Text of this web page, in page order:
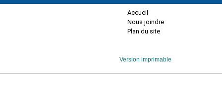
Accueil
Nous joindre
Plan du site
Version imprimable